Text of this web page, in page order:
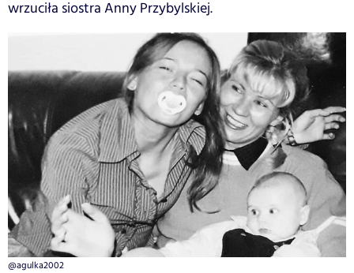
wrzuciła siostra Anny Przybylskiej.
@agulka2002